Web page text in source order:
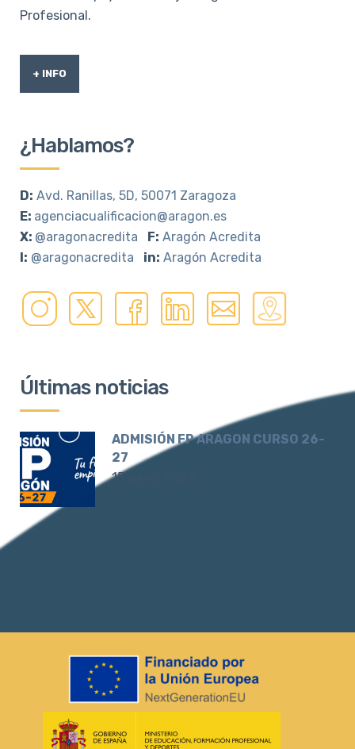
Profesional.
+ INFO
¿Hablamos?
D: Avd. Ranillas, 5D, 50071 Zaragoza
E: agenciacualificacion@aragon.es
X: @aragonacredita F: Aragón Acredita
I: @aragonacredita in: Aragón Acredita
Últimas noticias
ADMISIÓN FP ARAGON CURSO 26-
27
15 junio, 2026